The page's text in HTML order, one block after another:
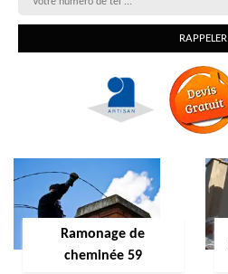
Ramonage de
cheminée 59